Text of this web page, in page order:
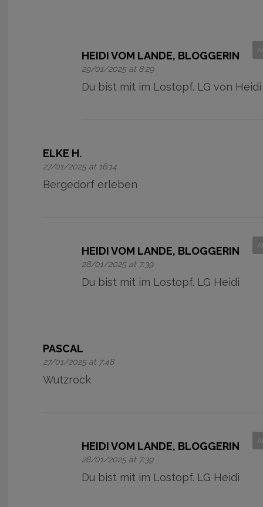
HEIDI VOM LANDE, BLOGGERIN
29/01/2025 at 8:29
Du bist mit im Lostopf. LG von Heidi
ELKE H.
27/01/2025 at 16:14
Bergedorf erleben
HEIDI VOM LANDE, BLOGGERIN
28/01/2025 at 7:39
Du bist mit im Lostopf. LG Heidi
PASCAL
27/01/2025 at 7:48
Wutzrock
HEIDI VOM LANDE, BLOGGERIN
28/01/2025 at 7:39
Du bist mit im Lostopf. LG Heidi